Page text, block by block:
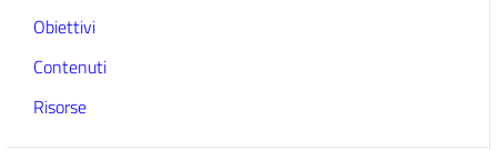
Obiettivi
Contenuti
Risorse